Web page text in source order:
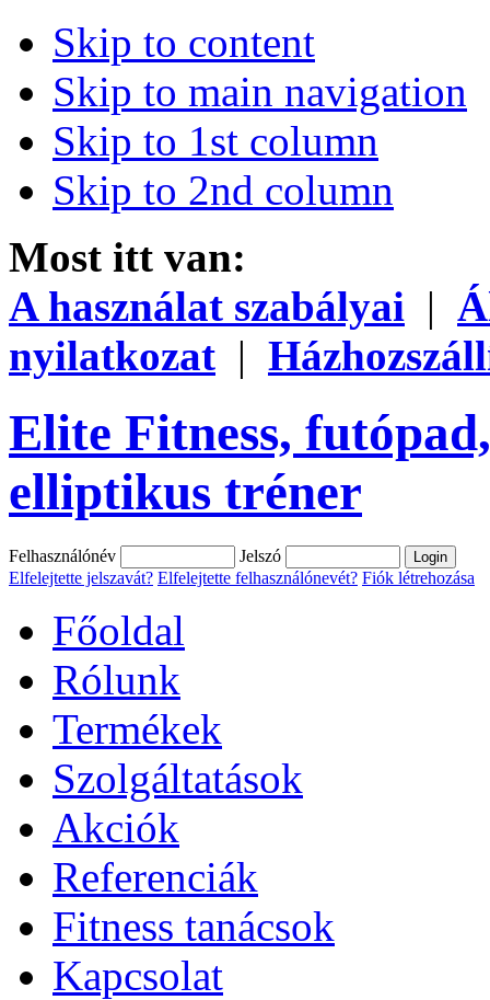
Skip to content
Skip to main navigation
Skip to 1st column
Skip to 2nd column
Most itt van:
A használat szabályai |
nyilatkozat |
Elite Fitness,
elliptikus tréner
Felhasználónév
Jelszó
Elfelejtette jelszavát? Elfelejtette felhasználónevét? Fiók létrehozása
Főoldal
Rólunk
Termékek
Szolgáltatások
Akciók
Referenciák
Fitness tanácsok
Kapcsolat